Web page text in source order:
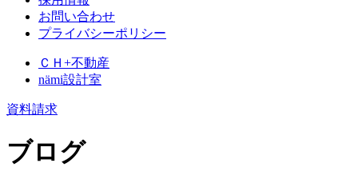
お問い合わせ
プライバシーポリシー
ＣＨ+不動産
nämi設計室
資料請求
ブログ